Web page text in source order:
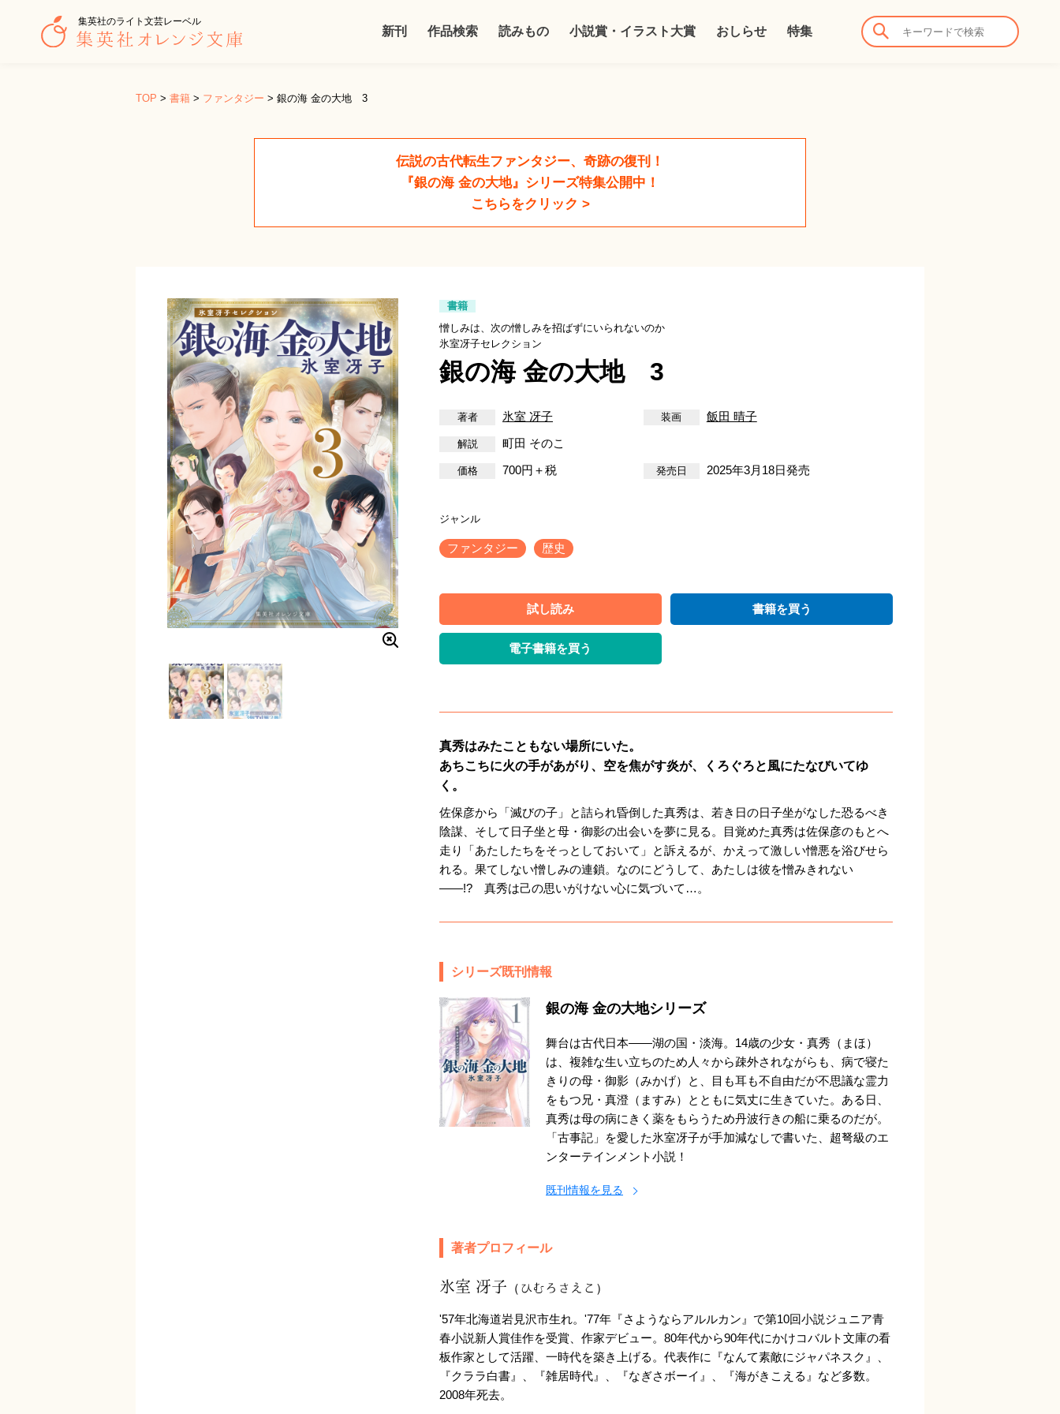
集英社のライト文芸レーベル
新刊 作品検索 読みもの 小説賞・イラスト大賞 おしらせ 特集
TOP > 書籍 > ファンタジー > 銀の海 金の大地 3
伝説の古代転生ファンタジー、奇跡の復刊！
『銀の海 金の大地』シリーズ特集公開中！
こちらをクリック >
書籍
憎しみは、次の憎しみを招ばずにいられないのか
氷室冴子セレクション
銀の海 金の大地 3
氷室 冴子
飯田 晴子
町田 そのこ
700円＋税
2025年3月18日発売
ファンタジー 歴史
試し読み 書籍を買う
電子書籍を買う
真秀はみたこともない場所にいた。
あちこちに火の手があがり、空を焦がす炎が、くろぐろと風にたなびいてゆ
く。
佐保彦から「滅びの子」と詰られ昏倒した真秀は、若き日の日子坐がなした恐るべき
陰謀、そして日子坐と母・御影の出会いを夢に見る。目覚めた真秀は佐保彦のもとへ
走り「あたしたちをそっとしておいて」と訴えるが、かえって激しい憎悪を浴びせら
れる。果てしない憎しみの連鎖。なのにどうして、あたしは彼を憎みきれない
――!? 真秀は己の思いがけない心に気づいて…。
シリーズ既刊情報
銀の海 金の大地シリーズ
舞台は古代日本――湖の国・淡海。14歳の少女・真秀（まほ）
は、複雑な生い立ちのため人々から疎外されながらも、病で寝た
きりの母・御影（みかげ）と、目も耳も不自由だが不思議な霊力
をもつ兄・真澄（ますみ）とともに気丈に生きていた。ある日、
真秀は母の病にきく薬をもらうため丹波行きの船に乗るのだが。
「古事記」を愛した氷室冴子が手加減なしで書いた、超弩級のエ
ンターテインメント小説！
既刊情報を見る
著者プロフィール
氷室 冴子 （ひむろさえこ）
'57年北海道岩見沢市生れ。'77年『さようならアルルカン』で第10回小説ジュニア青
春小説新人賞佳作を受賞、作家デビュー。80年代から90年代にかけコバルト文庫の看
板作家として活躍、一時代を築き上げる。代表作に『なんて素敵にジャパネスク』、
『クララ白書』、『雑居時代』、『なぎさボーイ』、『海がきこえる』など多数。
2008年死去。